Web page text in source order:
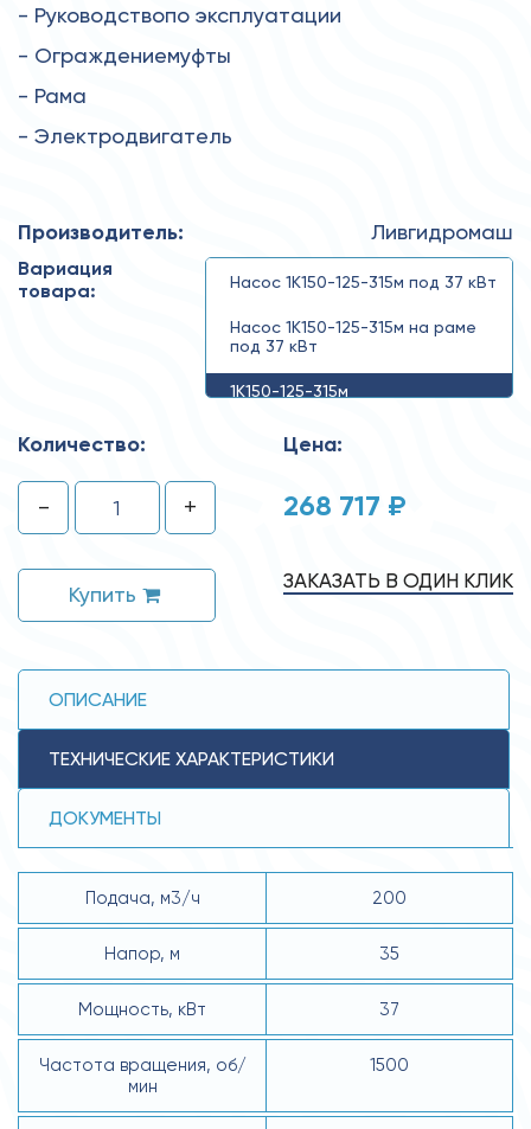
- Руководствопо эксплуатации
- Ограждениемуфты
- Рама
- Электродвигатель
Производитель: Ливгидромаш
Вариация
товара:
Насос 1К150-125-315м под 37 кВт
Насос 1К150-125-315м на раме
под 37 кВт
1К150-125-315м
Количество:
- +
Купить
Цена:
268 717 ₽
ЗАКАЗАТЬ В ОДИН КЛИК
ОПИСАНИЕ
ТЕХНИЧЕСКИЕ ХАРАКТЕРИСТИКИ
ДОКУМЕНТЫ
Подача, м3/ч 200
Напор, м 35
Мощность, кВт 37
Частота вращения, об/
мин
1500